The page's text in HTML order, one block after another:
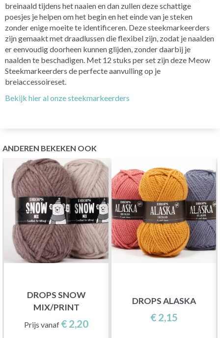
breinaald tijdens het naaien en dan zullen deze schattige
poesjes je helpen om het begin en het einde van je steken
zonder enige moeite te identificeren. Deze steekmarkeerders
zijn gemaakt met draadlussen die flexibel zijn, zodat je naalden
er eenvoudig doorheen kunnen glijden, zonder daarbij je
naalden te beschadigen. Met 12 stuks per set zijn deze Meow
Steekmarkeerders de perfecte aanvulling op je
breiaccessoireset.
Bekijk hier al onze steekmarkeerders
ANDEREN BEKEKEN OOK
DROPS SNOW
MIX/PRINT
Prijs vanaf € 2,20
DROPS ALASKA
€ 2,15